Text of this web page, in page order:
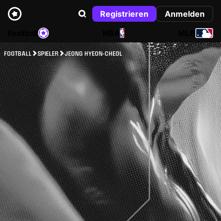
Registrieren
Anmelden
NBA
FOOTBALL SPIELER JEONG HYEON-CHEOL